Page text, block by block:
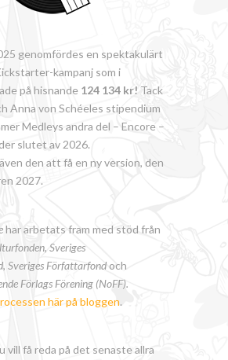
genomfördes en spektakulärt
kampanj som i
på hisnande 124 134 kr! Tack
Anna von Schéeles stipendium
Medleys andra del – Encore –
slutet av 2026.
den att få en ny version, den
2027.
har arbetats fram med stöd från
Sveriges
,Sveriges Författarfondoch
Förlags Förening (NoFF).
här på bloggen.
vill få reda på det senaste allra